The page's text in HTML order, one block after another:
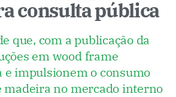
consulta pública
que, com a publicação da
em wood frame
e impulsionem o consumo
madeira no mercado interno